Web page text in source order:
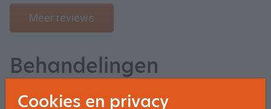
Meer reviews
Behandelingen
Dames
Cookies en privacy